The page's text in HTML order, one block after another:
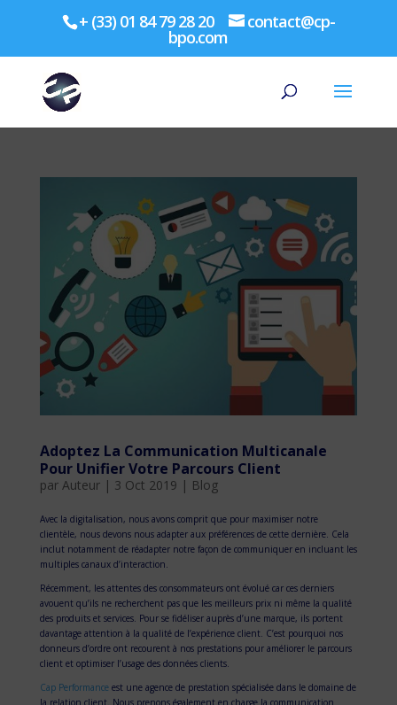
+ (33) 01 84 79 28 20 contact@cp-
bpo.com
Adoptez La Communication Multicanale
Pour Unifier Votre Parcours Client
par Auteur| 3 Oct 2019 | Blog
Avec la digitalisation, nous avons comprit que pour maximiser notre
clientèle, nous devons nous adapter aux préférences de cette dernière. Cela
inclut notamment de réadapter notre façon de communiquer en incluant les
multiples canaux d’interaction.
Récemment, les attentes des consommateurs ont évolué car ces derniers
avouent qu’ils ne recherchent pas que les meilleurs prix ni même la qualité
des produits et services. Pour se fidéliser auprès d’une marque, ils portent
davantage attention à la qualité de l’expérience client. C’est pourquoi nos
donneurs d’ordre ont recourent à nos prestations pour améliorer le parcours
client et optimiser l’usage des données clients.
Cap Performanceest une agence de prestation spécialisée dans le domaine de
la relation client. Nous prenons également en charge la communication